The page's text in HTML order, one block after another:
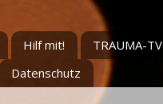
Hilf mit!
TRAUMA-TV
Datenschutz